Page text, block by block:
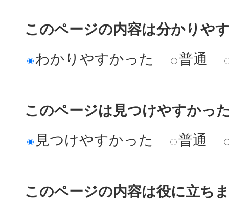
このページの内容は分かりや
わかりやすかった
普通
このページは見つけやすかっ
見つけやすかった
普通
このページの内容は役に立ち